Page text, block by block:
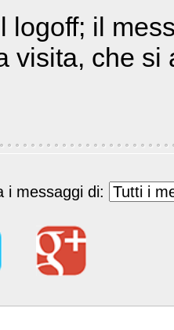
logoff; il
visita, che
i messaggi di: